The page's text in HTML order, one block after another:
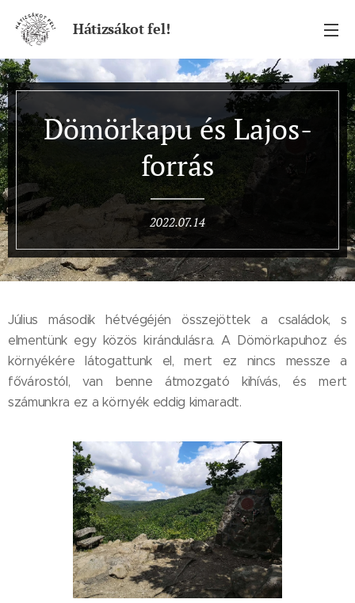
Hátizsákot fel!
Dömörkapu és Lajos-
forrás
2022.07.14
Július második hétvégéjén összejöttek a családok, s
elmentünk egy közös kirándulásra. A Dömörkapuhoz és
környékére látogattunk el, mert ez nincs messze a
fővárostól, van benne átmozgató kihívás, és mert
számunkra ez a környék eddig kimaradt.